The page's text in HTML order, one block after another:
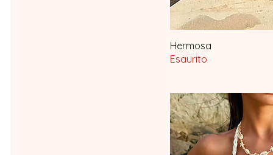
Hermosa
Esaurito